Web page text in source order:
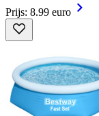
Prijs: 8.99 euro